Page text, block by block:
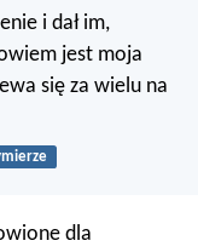
i dał im,
jest moja
się za wielu na
dla